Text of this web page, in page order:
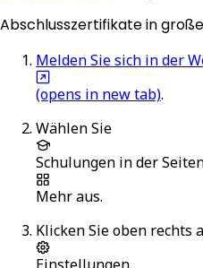
Abschlusszertifikate in
Melden Sie sich in der
(opens in new tab).
Wählen Sie
Schulungen in der
Mehraus.
Klicken Sie oben rechts